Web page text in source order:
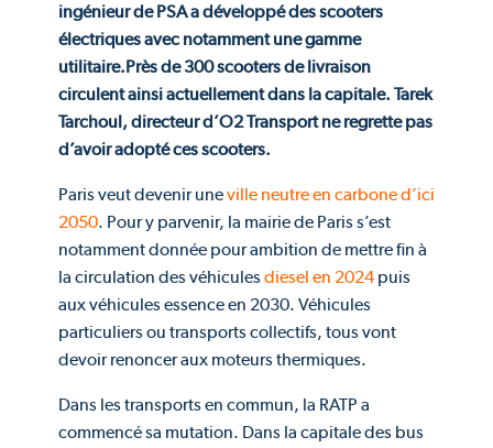
ingénieur de PSA a développé des scooters
électriques avec notamment une gamme
utilitaire.Près de 300 scooters de livraison
circulent ainsi actuellement dans la capitale. Tarek
Tarchoul, directeur d’O2 Transport ne regrette pas
d’avoir adopté ces scooters.
Paris veut devenir uneville neutre en carbone d’ici
2050. Pour y parvenir, la mairie de Paris s’est
notamment donnée pour ambition de mettre fin à
la circulation des véhiculesdiesel en 2024 puis
aux véhicules essence en 2030. Véhicules
particuliers ou transports collectifs, tous vont
devoir renoncer aux moteurs thermiques.
Dans les transports en commun, la RATP a
commencé sa mutation. Dans la capitale des bus